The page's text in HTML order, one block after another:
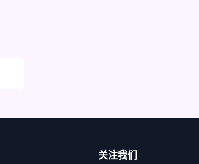
关注我们